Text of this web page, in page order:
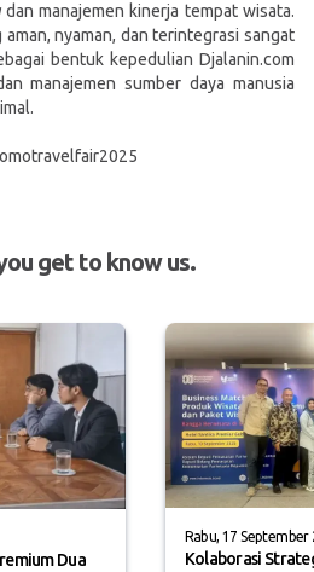
dan manajemen kinerja tempat wisata.
nyaman, dan terintegrasi sangat
bentuk kepedulian Djalanin.com
manajemen sumber daya manusia
get to know us.
Dua
Rabu, 17 September
Kolaborasi